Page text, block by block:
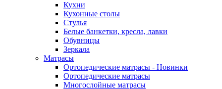
Кухни
Кухонные столы
Стулья
Белые банкетки, кресла, лавки
Обувницы
Зеркала
Матрасы
Ортопедические матрасы - Новинки
Ортопедические матрасы
Многослойные матрасы